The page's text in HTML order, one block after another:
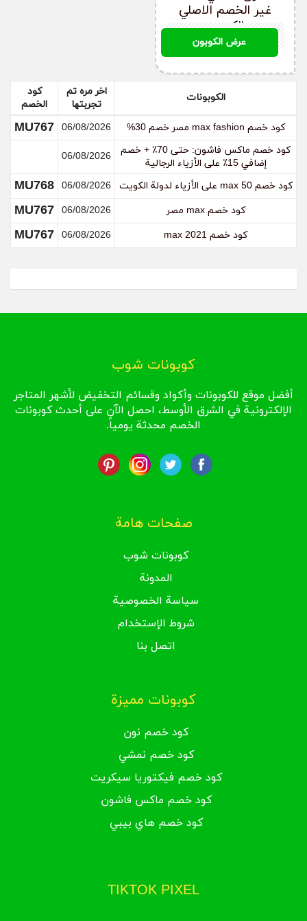
ما هي طريقة الشراء من ماكس فاشون؟
باختيار المنتج الذي تريد شراؤه، وحدد الكمية المطلوبة
وأضفها إلى عربة التسوق، وقم بالوصول إلى صفحة الدفع
تأكيد الطلب.
كيف أقوم بإلغاء الطلب من موقع ماكس فاشون؟
قم بالتواصل مع إدارة موقع ماكس فاشون عن طريق
بطلب إلغاء الطلب الذي طلبته وقم بتزويدهم برقم الطلب،
غير الخصم الاصلي
الكويت
MY800عرض الكوبون
الكوبونات
اخر مره تم
تجربتها
كود
الخصم
كود خصم max fashion مصر خصم 30%
06/08/2026
MU767
كود خصم ماكس فاشون: حتى 70٪ + خصم
إضافي 15٪ على الأزياء الرجالية
06/08/2026
كود خصم max 50 على الأزياء لدولة الكويت 06/08/2026
MU768
كود خصم max مصر 06/08/2026
MU767
كود خصم max 2021 06/08/2026
MU767
كوبونات شوب
أفضل موقع للكوبونات وأكواد وقسائم التخفيض لأشهر المتاجر
الإلكترونية في الشرق الأوسط، احصل الآن على أحدث كوبونات
الخصم محدثة يومياً.
صفحات هامة
كوبونات شوب
المدونة
سياسة الخصوصية
شروط الإستخدام
اتصل بنا
كوبونات مميزة
كود خصم نون
كود خصم نمشي
كود خصم فيكتوريا سيكريت
كود خصم ماكس فاشون
كود خصم هاي بيبي
TIKTOK PIXEL